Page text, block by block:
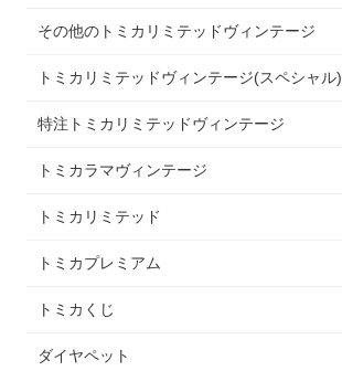
その他のトミカリミテッドヴィンテージ
トミカリミテッドヴィンテージ(スペシャル)
特注トミカリミテッドヴィンテージ
トミカラマヴィンテージ
トミカリミテッド
トミカプレミアム
トミカくじ
ダイヤペット